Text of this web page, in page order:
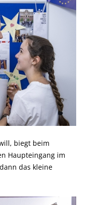
biegt beim
Haupteingang im
das kleine